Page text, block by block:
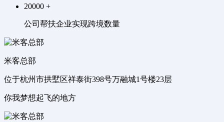
20000 +
公司帮扶企业实现跨境数量
米客总部
位于杭州市拱墅区祥泰街398号万融城1号楼23层
你我梦想起飞的地方